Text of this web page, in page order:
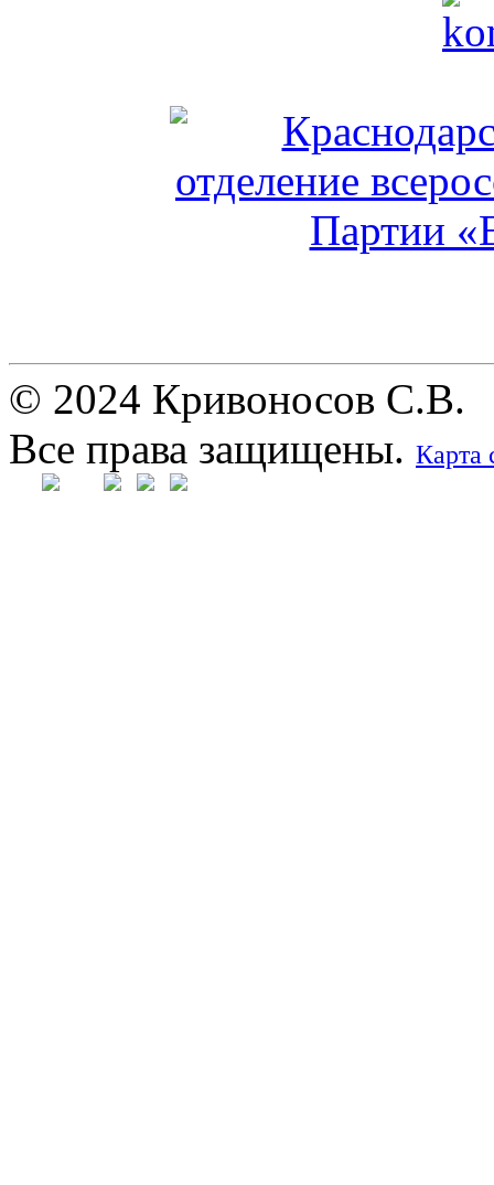
© 2024 Кривоносов С.В.
Все права защищены. Карта